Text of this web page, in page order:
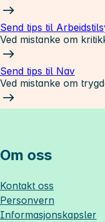
Send tips til
Ved mistanke om
Send tips til Nav
Ved mistanke om
Om oss
Kontakt oss
Personvern
Informasjonskapsler